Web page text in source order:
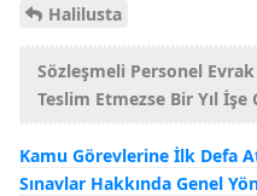
Halilusta
Sözleşmeli Personel Evrak
Teslim Etmezse Bir Yıl İşe
Kamu Görevlerine İlk Defa
Sınavlar Hakkında Genel